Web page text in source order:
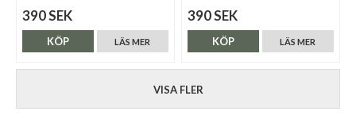
390 SEK
LÄS MER
KÖP
390 SEK
LÄS MER
KÖP
VISA FLER